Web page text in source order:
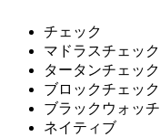
チェック
マドラスチェック
タータンチェック
ブロックチェック
ブラックウォッチ
ネイティブ